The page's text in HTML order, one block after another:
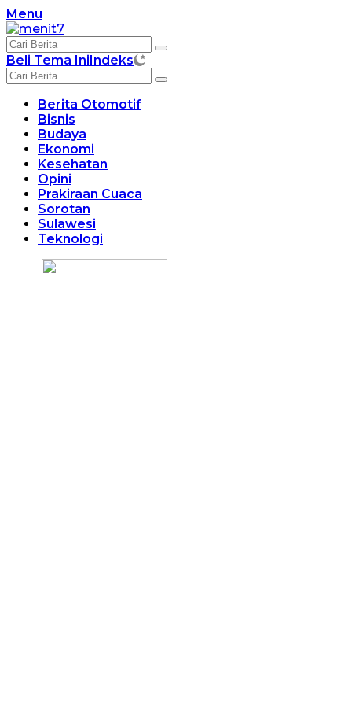
Langsung
ke
konten
Menu
Beli Tema IniIndeks
Berita Otomotif
Bisnis
Budaya
Ekonomi
Kesehatan
Opini
Prakiraan Cuaca
Sorotan
Sulawesi
Teknologi